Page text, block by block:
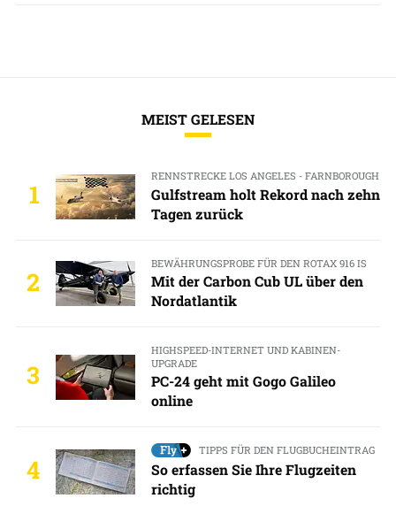
MEIST GELESEN
1
RENNSTRECKE LOS ANGELES - FARNBOROUGH
Gulfstream holt Rekord nach zehn
Tagen zurück
2
BEWÄHRUNGSPROBE FÜR DEN ROTAX 916 IS
Mit der Carbon Cub UL über den
Nordatlantik
3
HIGHSPEED-INTERNET UND KABINEN-
UPGRADE
PC-24 geht mit Gogo Galileo
online
4
TIPPS FÜR DEN FLUGBUCHEINTRAG
So erfassen Sie Ihre Flugzeiten
richtig